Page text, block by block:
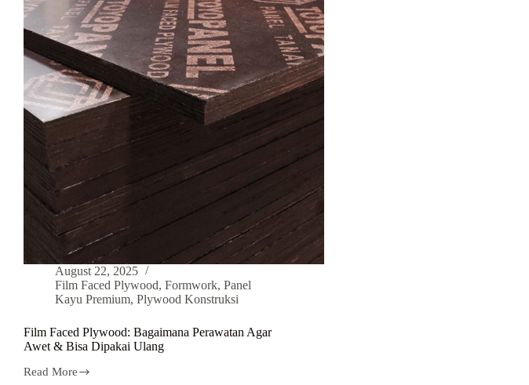
August 22, 2025
Film Faced Plywood, Formwork, Panel
Kayu Premium, Plywood Konstruksi
Film Faced Plywood: Bagaimana Perawatan Agar
Awet & Bisa Dipakai Ulang
Read More